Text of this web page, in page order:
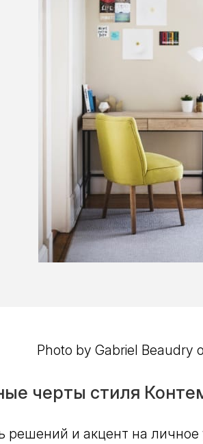
Photo by Gabriel Beaudry
черты стиля
решений и акцент на